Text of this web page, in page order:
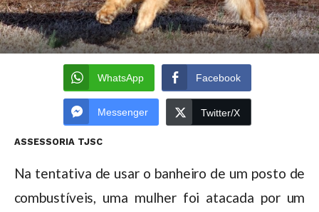
WhatsApp Facebook
Messenger Twitter/X
ASSESSORIA TJSC
Na tentativa de usar o banheiro de um posto de
combustíveis, uma mulher foi atacada por um